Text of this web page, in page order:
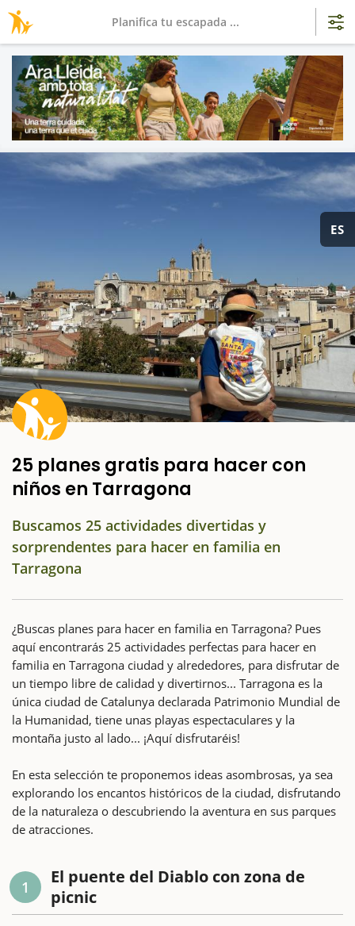
ES
25 planes gratis para hacer con
niños en Tarragona
Buscamos 25 actividades divertidas y
sorprendentes para hacer en familia en
Tarragona
¿Buscas planes para hacer en familia en Tarragona? Pues
aquí encontrarás 25 actividades perfectas para hacer en
familia en Tarragona ciudad y alrededores, para disfrutar de
un tiempo libre de calidad y divertirnos... Tarragona es la
única ciudad de Catalunya declarada Patrimonio Mundial de
la Humanidad, tiene unas playas espectaculares y la
montaña justo al lado... ¡Aquí disfrutaréis!
En esta selección te proponemos ideas asombrosas, ya sea
explorando los encantos históricos de la ciudad, disfrutando
de la naturaleza o descubriendo la aventura en sus parques
de atracciones.
1
El puente del Diablo con zona de
picnic
Planifica tu escapada ...